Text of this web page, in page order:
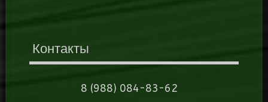
Контакты
8 (988) 084-83-62